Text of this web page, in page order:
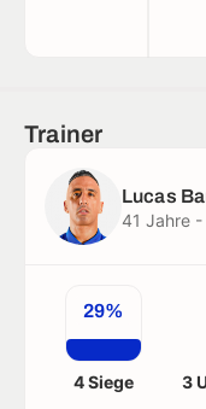
Trainer
Lucas
41 Jahre
29%
4 Siege 3